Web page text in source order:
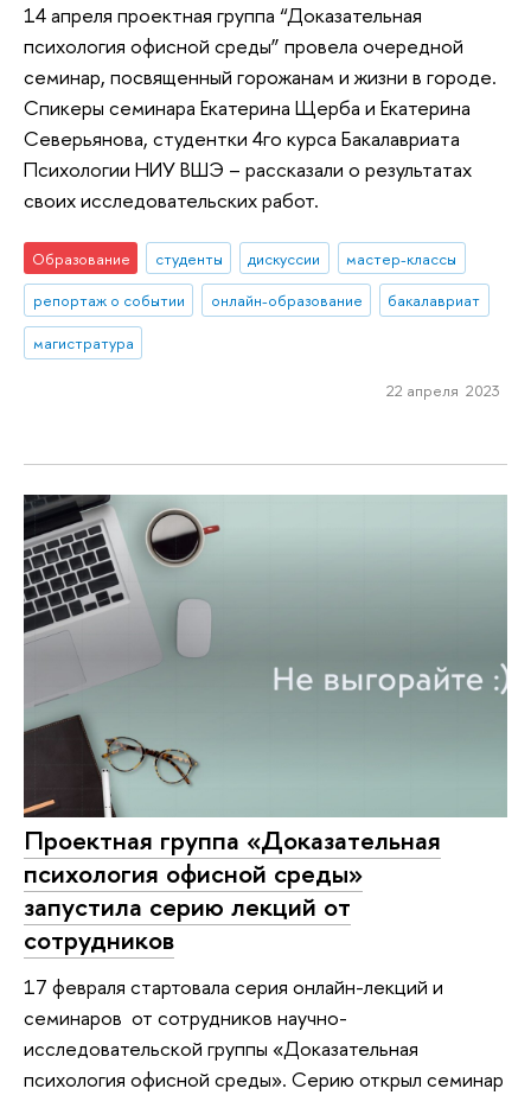
14 апреля проектная группа “Доказательная
психология офисной среды” провела очередной
семинар, посвященный горожанам и жизни в городе.
Спикеры семинара Екатерина Щерба и Екатерина
Северьянова, студентки 4го курса Бакалавриата
Психологии НИУ ВШЭ – рассказали о результатах
своих исследовательских работ.
Образование студенты дискуссии
мастер-классы
репортаж о событии
онлайн-образование
бакалавриат
магистратура
22 апреля 2023
Проектная группа «Доказательная
психология офисной среды»
запустила серию лекций от
сотрудников
17 февраля стартовала серия онлайн-лекций и
семинаров от сотрудников научно-
исследовательской группы «Доказательная
психология офисной среды». Серию открыл семинар